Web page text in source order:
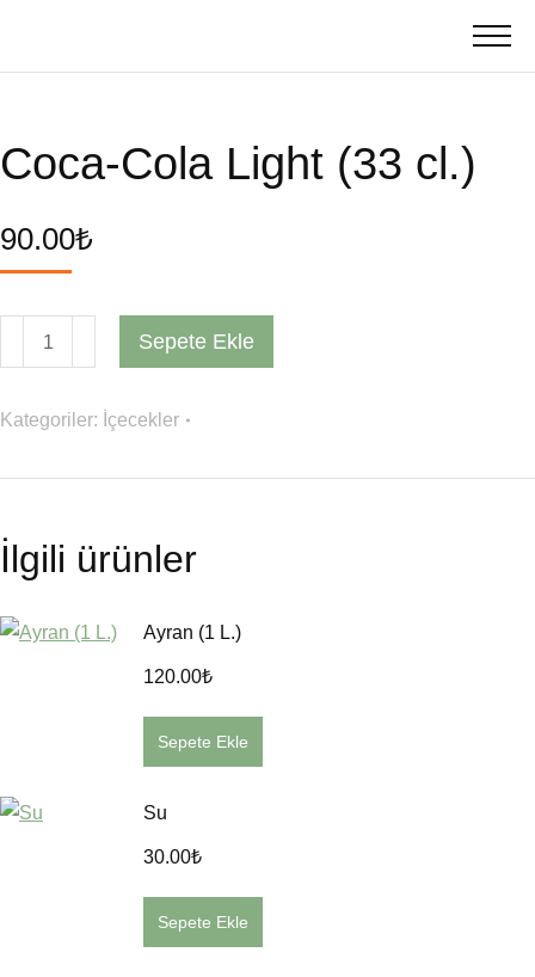
Coca-Cola Light (33 cl.)
90.00₺
Sepete Ekle
Kategoriler: İçecekler
İlgili ürünler
Ayran (1 L.)
120.00₺
Sepete Ekle
Su
30.00₺
Sepete Ekle